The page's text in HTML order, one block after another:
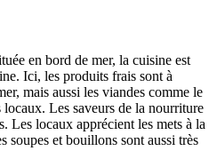
en bord de mer, la cuisine est
Ici, les produits frais sont à
mais aussi les viandes comme le
Les saveurs de la nourriture
Les locaux apprécient les mets à la
soupes et bouillons sont aussi très